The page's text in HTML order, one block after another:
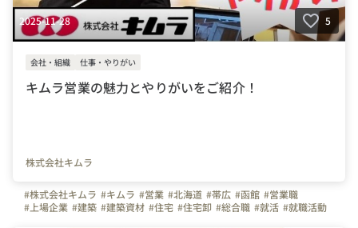
2025-11-28 5
会社・組織 仕事・やりがい
キムラ営業の魅力とやりがいをご紹介！
株式会社キムラ
#株式会社キムラ #キムラ #営業 #北海道 #帯広 #函館 #営業職
#上場企業 #建築 #建築資材 #住宅 #住宅卸 #総合職 #就活 #就職活動